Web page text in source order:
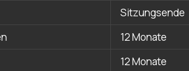
Sitzungsende
12 Monate
12 Monate